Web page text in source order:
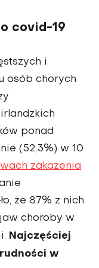
covid-19
i
osób chorych
ponad
(52,3%) w 10
zakażenia
że 87% z nich
choroby w
Najczęściej
w